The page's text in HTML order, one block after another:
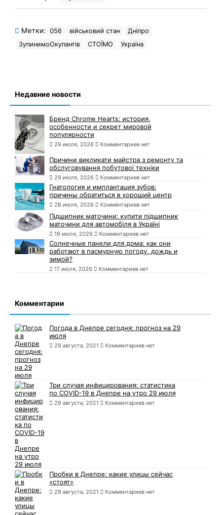
Метки: 056 військовий стан
Дніпро
ЗупинимоОкупантів
СТОЇМО Україна
Недавние новости
Бренд Chrome Hearts: история,
особенности и секрет мировой
популярности
29 июля, 2026 Комментариев нет
Причини викликати майстра з ремонту та
обслуговування побутової техніки
29 июля, 2026 Комментариев нет
Гнатология и имплантация зубов:
причины обратиться в хороший центр
28 июля, 2026 Комментариев нет
Підшипник маточини: купити підшипник
маточини для автомобіля в Україні
19 июля, 2026 Комментариев нет
Солнечные панели для дома: как они
работают в пасмурную погоду, дождь и
зимой?
17 июля, 2026 Комментариев нет
Комментарии
Погода в Днепре сегодня: прогноз на 29
июля
29 августа, 2021 Комментариев нет
Три случая инфицирования: статистика
по COVID-19 в Днепре на утро 29 июля
29 августа, 2021 Комментариев нет
Пробки в Днепре: какие улицы сейчас
«стоят»
29 августа, 2021 Комментариев нет